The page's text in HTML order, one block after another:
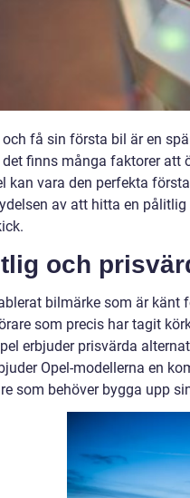
få sin första bil är en
finns många faktorer att
kan vara den perfekta
av att hitta en
och
bilmärke som är
som precis har tagit
erbjuder prisvärda
Opel-modellerna en
som behöver bygga upp